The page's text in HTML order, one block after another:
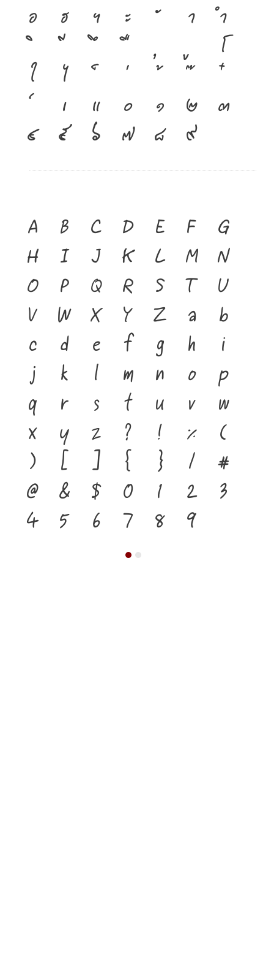
อ
ฮ ฯ ะ า
ำ
โ
ใ
ไ
เ
แ ๐ ๑ ๒
๓
๔
๕ ๖ ๗ ๘ ๙
A B C D E F
G
H
I J K L M
N
O
P Q R S T
U
V
W X Y Z a
b
c
d e f g h
i
j
k l m n o
p
q
r s t u v
w
x
y z ? ! %
(
)
[ ] { } /
#
@
& $ 0 1 2
3
4
5 6 7 8 9